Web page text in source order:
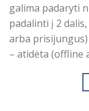
galima padaryti
padalinti į 2
arba
– atidėta (offline